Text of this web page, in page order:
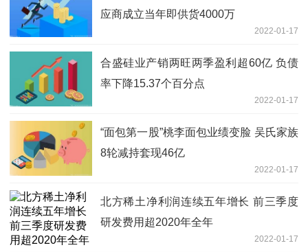
应商成立当年即供货4000万
2022-01-17
合盛硅业产销两旺两季盈利超60亿 负债
率下降15.37个百分点
2022-01-17
“面包第一股”桃李面包业绩变脸 吴氏家族
8轮减持套现46亿
2022-01-17
北方稀土净利润连续五年增长 前三季度
研发费用超2020年全年
2022-01-17